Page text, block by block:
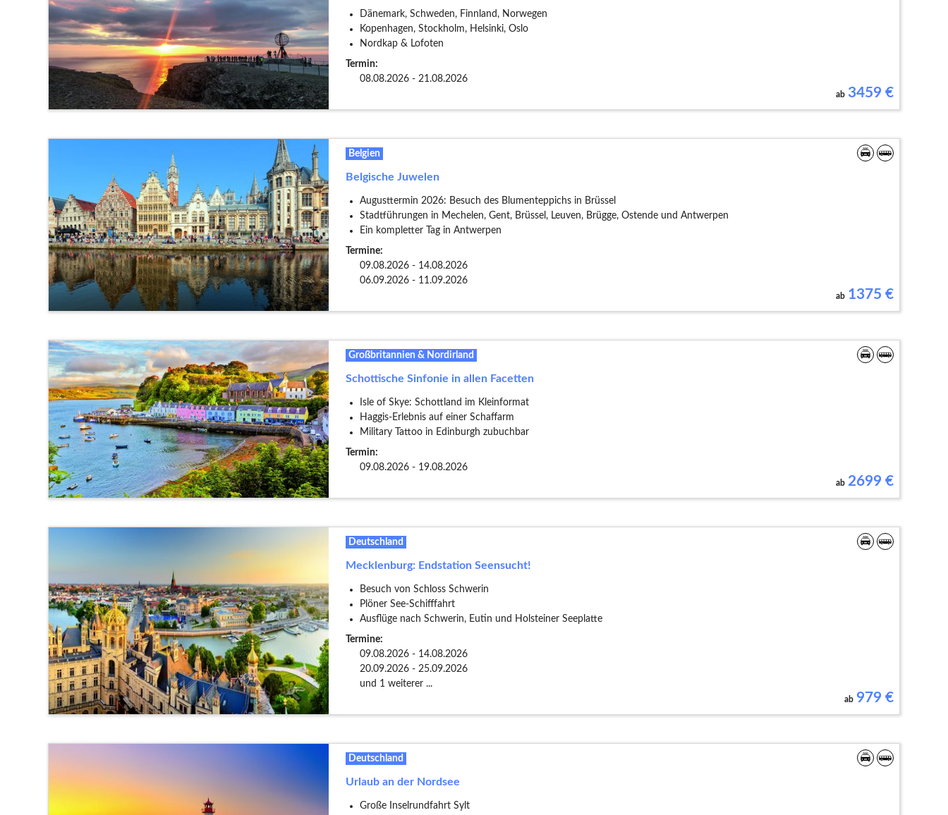
Dänemark, Schweden, Finnland, Norwegen
Kopenhagen, Stockholm, Helsinki, Oslo
Nordkap & Lofoten
Termin:
08.08.2026 - 21.08.2026
ab 3459 €
Belgien
Belgische Juwelen
Augusttermin 2026: Besuch des Blumenteppichs in Brüssel
Stadtführungen in Mechelen, Gent, Brüssel, Leuven, Brügge, Ostende und Antwerpen
Ein kompletter Tag in Antwerpen
Termine:
09.08.2026 - 14.08.2026
06.09.2026 - 11.09.2026
ab 1375 €
Großbritannien & Nordirland
Schottische Sinfonie in allen Facetten
Isle of Skye: Schottland im Kleinformat
Haggis-Erlebnis auf einer Schaffarm
Military Tattoo in Edinburgh zubuchbar
Termin:
09.08.2026 - 19.08.2026
ab 2699 €
Deutschland
Mecklenburg: Endstation Seensucht!
Besuch von Schloss Schwerin
Plöner See-Schifffahrt
Ausflüge nach Schwerin, Eutin und Holsteiner Seeplatte
Termine:
09.08.2026 - 14.08.2026
20.09.2026 - 25.09.2026
und 1 weiterer ...
ab 979 €
Deutschland
Urlaub an der Nordsee
Große Inselrundfahrt Sylt